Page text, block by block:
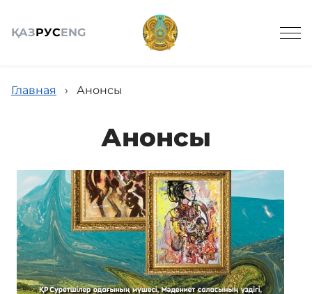
ҚАЗРУСENG
Анонсы
Новости
Главная › Анонсы
Анонсы